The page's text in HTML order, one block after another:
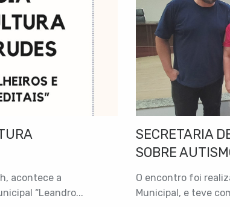
acontece a
“Leandro...
SECRETARIA
SOBRE
O encontro foi
Municipal, e teve